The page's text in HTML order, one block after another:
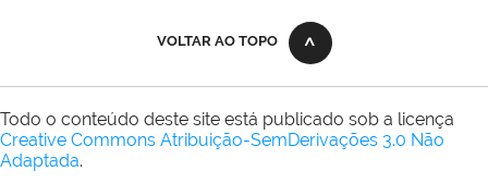
VOLTAR AO TOPO
Todo o conteúdo deste site está publicado sob a licença
Creative Commons Atribuição-SemDerivações 3.0 Não
Adaptada.